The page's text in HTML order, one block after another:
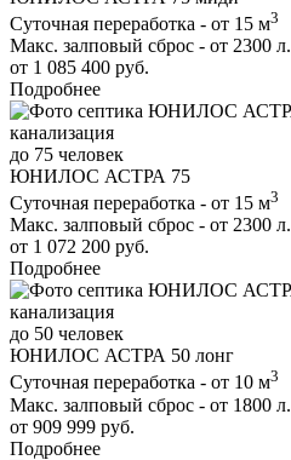
Суточная переработка - от 15 м3
Макс. залповый сброс - от 2300 л.
от 1 085 400 руб.
Подробнее
до 75 человек
ЮНИЛОС АСТРА 75
Суточная переработка - от 15 м3
Макс. залповый сброс - от 2300 л.
от 1 072 200 руб.
Подробнее
до 50 человек
ЮНИЛОС АСТРА 50 лонг
Суточная переработка - от 10 м3
Макс. залповый сброс - от 1800 л.
от 909 999 руб.
Подробнее